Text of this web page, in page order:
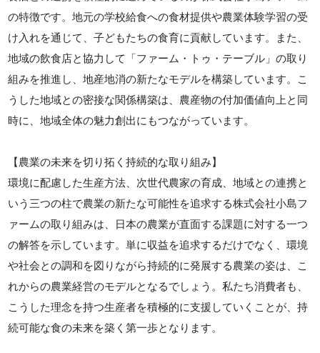
の特徴です。地元の学校給食への食材提供や農業体験学習の受
け入れを通じて、子どもたちの食育に貢献しています。また、
地域の飲食店と協力して「ファーム・トゥ・テーブル」の取り
組みを推進し、地産地消の新たなモデルを構築しています。こ
うした地域との密接な関係構築は、農産物の付加価値向上と同
時に、地域全体の魅力創出にもつながっています。
【農業の未来を切り拓く持続的な取り組み】
環境に配慮した生産方法、次世代農家の育成、地域との連携と
いう三つの柱で農業の新たな可能性を追求する株式会社小島フ
ァームの取り組みは、日本の農業が直面する課題に対する一つ
の解答を示しています。単に収益を追求するだけでなく、環境
や社会との調和を図りながら持続的に発展する農業の姿は、こ
れからの農業経営のモデルとなるでしょう。私たち消費者も、
こうした理念を持つ生産者を積極的に支援していくことが、持
続可能な食の未来を築く第一歩となります。